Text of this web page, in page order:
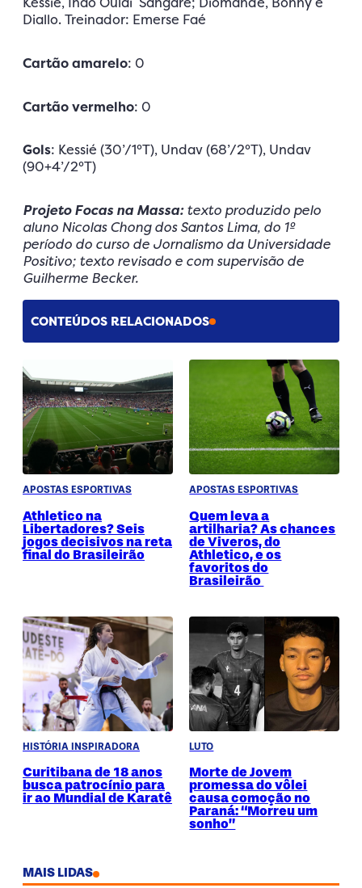
Diallo. Treinador: Emerse Faé
Cartão amarelo: 0
Cartão vermelho: 0
Gols: Kessié (30’/1°T), Undav (68’/2°T), Undav
(90+4’/2°T)
Projeto Focas na Massa:texto produzido pelo
aluno Nicolas Chong dos Santos Lima, do 1º
período do curso de Jornalismo da Universidade
Positivo; texto revisado e com supervisão de
Guilherme Becker.
CONTEÚDOS RELACIONADOS
APOSTAS ESPORTIVAS
Athletico na
Libertadores? Seis
jogos decisivos na reta
final do Brasileirão
APOSTAS ESPORTIVAS
Quem leva a
artilharia? As chances
de Viveros, do
Athletico, e os
favoritos do
Brasileirão
HISTÓRIA INSPIRADORA
Curitibana de 18 anos
busca patrocínio para
ir ao Mundial de Karatê
LUTO
Morte de Jovem
promessa do vôlei
causa comoção no
Paraná: “Morreu um
sonho”
MAIS LIDAS